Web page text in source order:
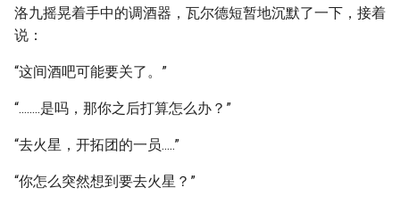
洛九摇晃着手中的调酒器，瓦尔德短暂地沉默了一下，接着
说：
“这间酒吧可能要关了。”
“........是吗，那你之后打算怎么办？”
“去火星，开拓团的一员.....”
“你怎么突然想到要去火星？”